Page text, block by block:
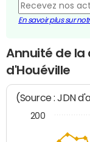
En savoir plus sur
Annuité de
d'Houéville
(Source : JDN
200